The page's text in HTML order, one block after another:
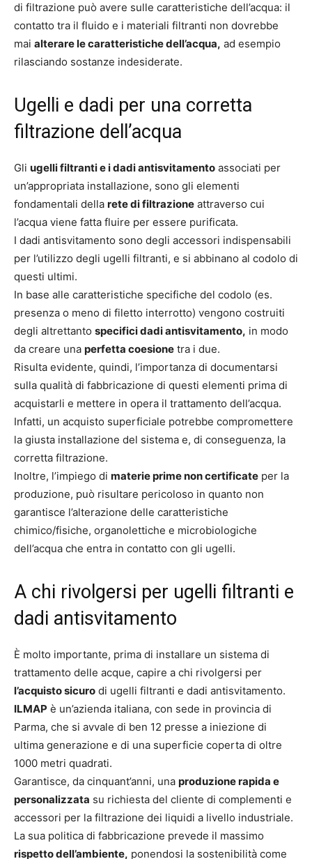
di filtrazione può avere sulle caratteristiche dell’acqua: il
contatto tra il fluido e i materiali filtranti non dovrebbe
mai alterare le caratteristiche dell’acqua, ad esempio
rilasciando sostanze indesiderate.
Ugelli e dadi per una corretta
filtrazione dell’acqua
Gli ugelli filtranti e i dadi antisvitamento associati per
un’appropriata installazione, sono gli elementi
fondamentali della rete di filtrazione attraverso cui
l’acqua viene fatta fluire per essere purificata.
I dadi antisvitamento sono degli accessori indispensabili
per l’utilizzo degli ugelli filtranti, e si abbinano al codolo di
questi ultimi.
In base alle caratteristiche specifiche del codolo (es.
presenza o meno di filetto interrotto) vengono costruiti
degli altrettanto specifici dadi antisvitamento, in modo
da creare una perfetta coesione tra i due.
Risulta evidente, quindi, l’importanza di documentarsi
sulla qualità di fabbricazione di questi elementi prima di
acquistarli e mettere in opera il trattamento dell’acqua.
Infatti, un acquisto superficiale potrebbe compromettere
la giusta installazione del sistema e, di conseguenza, la
corretta filtrazione.
Inoltre, l’impiego di materie prime non certificate per la
produzione, può risultare pericoloso in quanto non
garantisce l’alterazione delle caratteristiche
chimico/fisiche, organolettiche e microbiologiche
dell’acqua che entra in contatto con gli ugelli.
A chi rivolgersi per ugelli filtranti e
dadi antisvitamento
È molto importante, prima di installare un sistema di
trattamento delle acque, capire a chi rivolgersi per
l’acquisto sicuro di ugelli filtranti e dadi antisvitamento.
ILMAP è un’azienda italiana, con sede in provincia di
Parma, che si avvale di ben 12 presse a iniezione di
ultima generazione e di una superficie coperta di oltre
1000 metri quadrati.
Garantisce, da cinquant’anni, una produzione rapida e
personalizzata su richiesta del cliente di complementi e
accessori per la filtrazione dei liquidi a livello industriale.
La sua politica di fabbricazione prevede il massimo
rispetto dell’ambiente, ponendosi la sostenibilità come